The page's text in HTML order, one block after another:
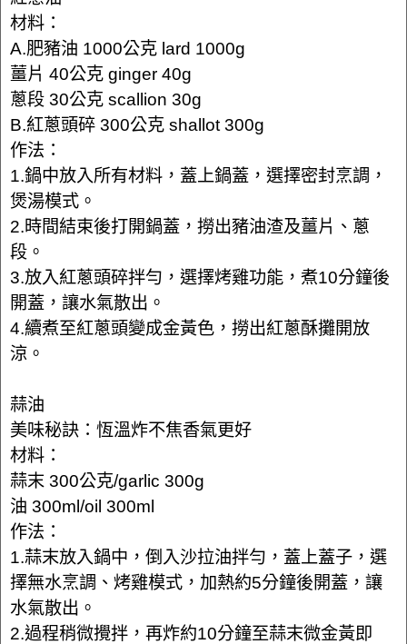
材料：
A.肥豬油 1000公克 lard 1000g
薑片 40公克 ginger 40g
蔥段 30公克 scallion 30g
B.紅蔥頭碎 300公克 shallot 300g
作法：
1.鍋中放入所有材料，蓋上鍋蓋，選擇密封烹調，
煲湯模式。
2.時間結束後打開鍋蓋，撈出豬油渣及薑片、蔥
段。
3.放入紅蔥頭碎拌勻，選擇烤雞功能，煮10分鐘後
開蓋，讓水氣散出。
4.續煮至紅蔥頭變成金黃色，撈出紅蔥酥攤開放
涼。
蒜油
美味秘訣：恆溫炸不焦香氣更好
材料：
蒜末 300公克/garlic 300g
油 300ml/oil 300ml
作法：
1.蒜末放入鍋中，倒入沙拉油拌勻，蓋上蓋子，選
擇無水烹調、烤雞模式，加熱約5分鐘後開蓋，讓
水氣散出。
2.過程稍微攪拌，再炸約10分鐘至蒜末微金黃即